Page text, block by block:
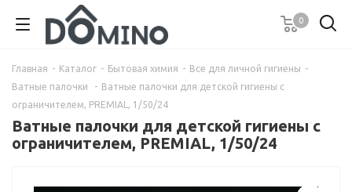
0
Главная - Каталог - Бытовая химия - Все для личной гигиены -
Ватные палочки
- Ватные палочки для детской гигиены с
ограничителем, PREMIAL, 1/50/24
Ватные палочки для детской гигиены с
ограничителем, PREMIAL, 1/50/24